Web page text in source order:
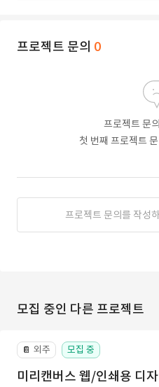
프로젝트 문의 0
프로젝트 문
첫 번째 프로젝트
프로젝트 문의를 작성
모집 중인 다른 프로젝트
📔 외주 모집 중
미리캔버스 웹/인쇄용 디